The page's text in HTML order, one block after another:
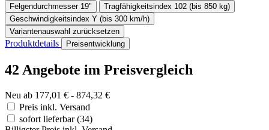
Felgendurchmesser 19" Tragfähigkeitsindex 102 (bis 850 kg)
Geschwindigkeitsindex Y (bis 300 km/h)
Variantenauswahl zurücksetzen
Produktdetails Preisentwicklung
42 Angebote im Preisvergleich
Neu ab 177,01 € - 874,32 €
Preis inkl. Versand
sofort lieferbar(34)